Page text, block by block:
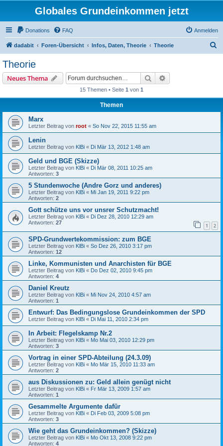
Globales Grundeinkommen jetzt
Donations FAQ Anmelden
dadabit Foren-Übersicht Infos, Daten, Theorie Theorie
Theorie
Neues Thema Suche
15 Themen • Seite 1 von 1
Themen
Marx
Letzter Beitrag von root « So Nov 22, 2015 11:55 am
Lenin
Letzter Beitrag von KlBi « Di Mär 13, 2012 1:48 am
Geld und BGE (Skizze)
Letzter Beitrag von KlBi « Di Mär 08, 2011 10:25 am
Antworten: 3
5 Stundenwoche (Andre Gorz und anderes)
Letzter Beitrag von KlBi « Mi Jan 19, 2011 9:22 pm
Antworten: 2
Gott schütze uns vor unsrer Schutzmacht!
Letzter Beitrag von KlBi « Di Dez 28, 2010 12:29 am
Antworten: 27 1 2
SPD-Grundwertekommission: zum BGE
Letzter Beitrag von KlBi « So Dez 26, 2010 3:17 pm
Antworten: 12
Linke, Kommunisten und Anarchisten für BGE
Letzter Beitrag von KlBi « Do Dez 02, 2010 9:45 pm
Antworten: 4
Daniel Kreutz
Letzter Beitrag von KlBi « Mi Nov 24, 2010 4:57 am
Antworten: 1
Entwurf: Das Bedingungslose Grundeinkommen der SPD
Letzter Beitrag von KlBi « Di Mai 11, 2010 2:34 pm
In Arbeit: Flegelskamp Nr.2
Letzter Beitrag von KlBi « Mo Mai 03, 2010 12:29 pm
Antworten: 3
Vortrag in einer SPD-Abteilung (24.3.09)
Letzter Beitrag von KlBi « Mo Mär 15, 2010 11:33 am
Antworten: 2
aus Diskussionen zu: Geld allein genügt nicht
Letzter Beitrag von KlBi « Fr Mär 13, 2009 1:57 am
Antworten: 1
Gesammelte Argumente dafür
Letzter Beitrag von KlBi « Di Feb 03, 2009 5:08 pm
Antworten: 3
Wie geht das Grundeinkommen? (Skizze)
Letzter Beitrag von KlBi « Mo Okt 13, 2008 9:22 pm
Antworten: 4